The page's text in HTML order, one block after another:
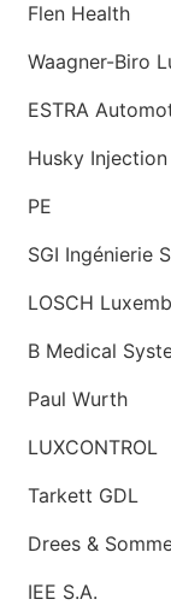
Flen Health
Waagner-Biro
ESTRA
Husky
PE
SGI Ingénierie
LOSCH
B Medical
Paul Wurth
LUXCONTROL
Tarkett GDL
Drees &
IEE S.A.